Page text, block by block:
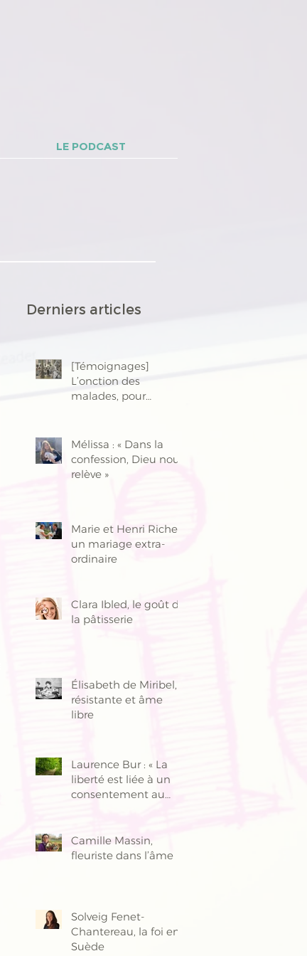
LE PODCAST
Derniers articles
[Témoignages]
L’onction des
malades, pour
Mélissa : « Dans la
confession, Dieu nous
relève »
Marie et Henri Richer,
un mariage extra-
ordinaire
Clara Ibled, le goût de
la pâtisserie
Élisabeth de Miribel,
résistante et âme
libre
Laurence Bur : « La
liberté est liée à un
consentement au
Camille Massin,
fleuriste dans l’âme
Solveig Fenet-
Chantereau, la foi en
Suède